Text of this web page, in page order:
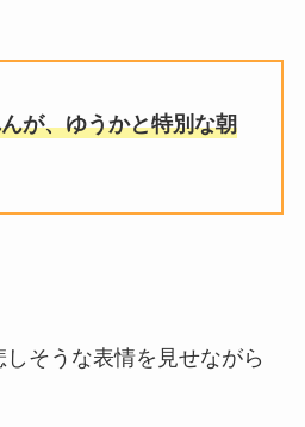
が、ゆうかと特別な朝
そうな表情を見せながら